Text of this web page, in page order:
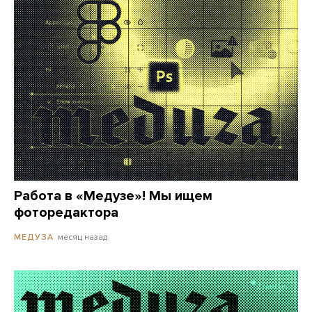
Работа в «Медузе»! Мы ищем
фоторедактора
МЕДУЗА месяц назад